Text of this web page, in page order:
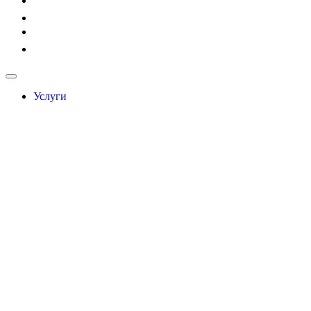
Услуги